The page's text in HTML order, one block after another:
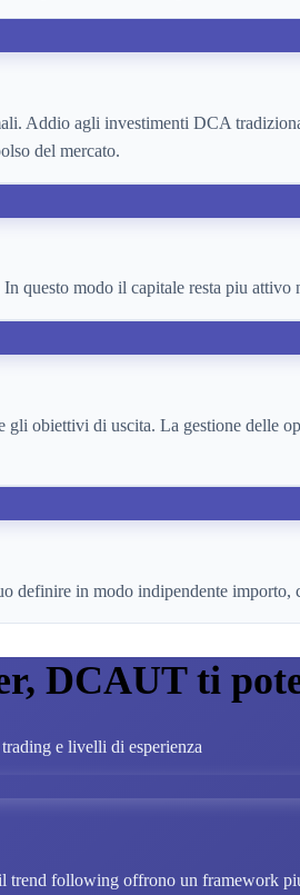
Addio agli investimenti DCA
del mercato.
questo modo il capitale resta piu attivo
obiettivi di uscita. La gestione delle
in modo indipendente importo,
DCAUT ti
e livelli di esperienza
trend following offrono un framework